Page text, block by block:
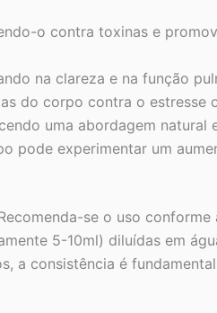
o contra toxinas e
na clareza e na função
do corpo contra o estresse
uma abordagem natural
pode experimentar um
se o uso
5-10ml) diluídas em
a consistência é